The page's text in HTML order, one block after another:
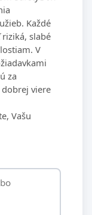
Každé
slabé
V
za
viere
Vašu